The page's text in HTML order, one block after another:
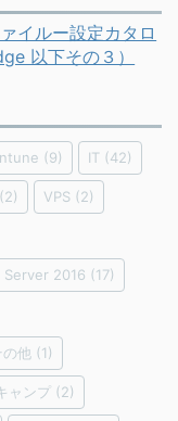
イルー設定カタロ
以下その３）
(9) IT (42)
(2) VPS (2)
2016 (17)
の他 (1)
ャンプ (2)